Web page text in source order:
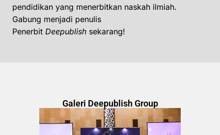
pendidikan yang menerbitkan naskah ilmiah.
Gabung menjadi penulis
Penerbit Deepublish sekarang!
Galeri Deepublish Group